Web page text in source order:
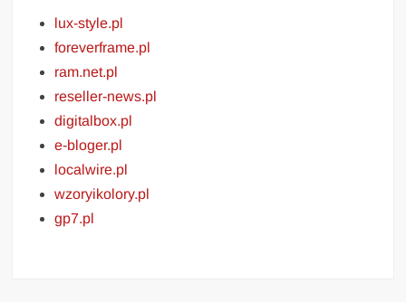
lux-style.pl
foreverframe.pl
ram.net.pl
reseller-news.pl
digitalbox.pl
e-bloger.pl
localwire.pl
wzoryikolory.pl
gp7.pl